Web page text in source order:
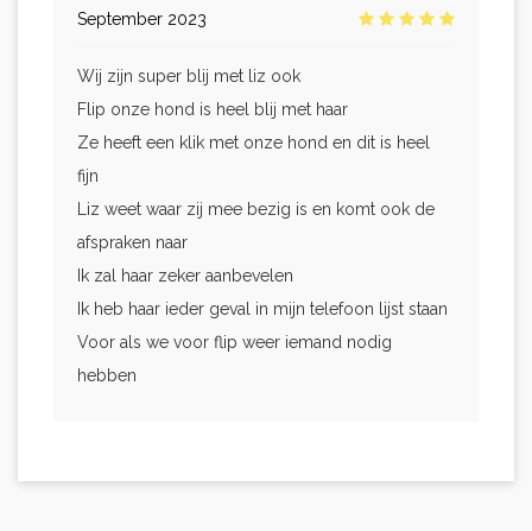
September 2023
Wij zijn super blij met liz ook
Flip onze hond is heel blij met haar
Ze heeft een klik met onze hond en dit is heel
fijn
Liz weet waar zij mee bezig is en komt ook de
afspraken naar
Ik zal haar zeker aanbevelen
Ik heb haar ieder geval in mijn telefoon lijst staan
Voor als we voor flip weer iemand nodig
hebben